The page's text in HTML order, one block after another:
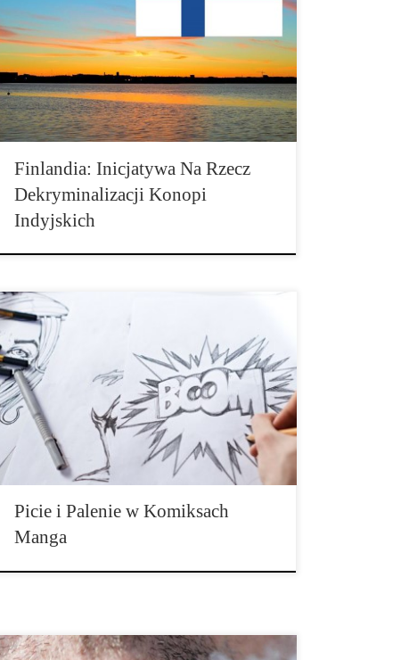
istotną przeszkodę. Inicjatywa Kasvua-
Kannabiksesta2020 ogłosiła, że zebrała 50.000
podpisów wymaganych dla debaty parlamentarnej. W
ramach zbioru podpisów zaproponowano, aby
posiadanie do 25 gramów konopi i uprawa do czterech
roślin nie podlegały żadnej karze. W tekście petycji
stwierdzono, że […]
Finlandia: Inicjatywa Na Rzecz
Dekryminalizacji Konopi
Indyjskich
W japońskich komiksach manga postacie lubią używać
alkoholu i papierosów. Wskazuje na to badanie
dotyczące analizy komiksów manga z gatunku shonen,
czyli dla chłopców. Dostarczają one milionowej
publiczności w akcji i przygód oraz wieczną walkę
pomiędzy dobrem i złem. Japońskie komiksy manga z
gatunku shonen cieszą się uznaniem dużej społeczności
[…]
Picie i Palenie w Komiksach
Manga